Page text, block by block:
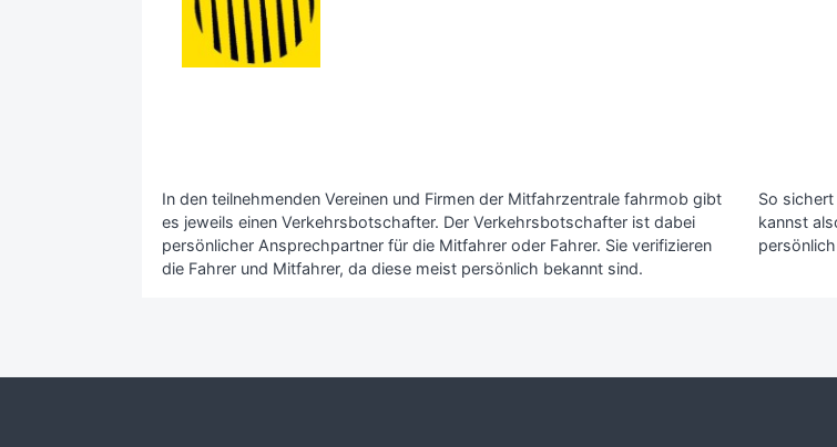
In den teilnehmenden Vereinen und Firmen der Mitfahrzentrale fahrmob gibt
es jeweils einen Verkehrsbotschafter. Der Verkehrsbotschafter ist dabei
persönlicher Ansprechpartner für die Mitfahrer oder Fahrer. Sie verifizieren
die Fahrer und Mitfahrer, da diese meist persönlich bekannt sind.
So
kannst